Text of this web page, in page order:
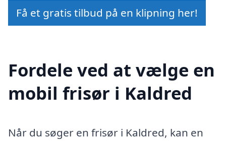
Få et gratis tilbud på en klipning her!
Fordele ved at vælge en
mobil frisør i Kaldred
Når du søger en frisør i Kaldred, kan en